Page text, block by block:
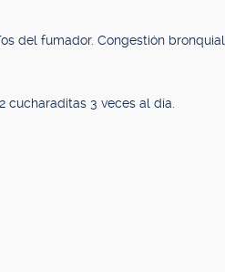
del fumador. Congestión bronquial.
cucharaditas 3 veces al día.